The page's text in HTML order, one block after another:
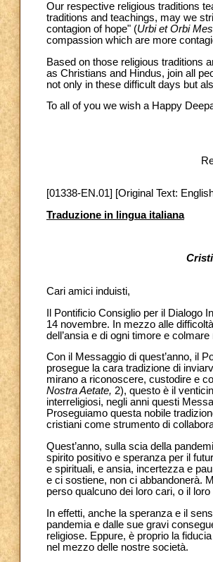
Our respective religious traditions
traditions and teachings, may we
contagion of hope" (Urbi et Orbi
compassion which are more
Based on those religious traditions
as Christians and Hindus, join all
not only in these difficult days but
To all of you we wish a Happy
[01338-EN.01] [Original Text:
Traduzione in lingua italiana
Cari amici induisti,
Il Pontificio Consiglio per il Dialogo
14 novembre. In mezzo alle
dell’ansia e di ogni timore e
Con il Messaggio di quest’anno, il
prosegue la cara tradizione di
mirano a riconoscere, custodire e
Nostra Aetate, 2), questo è il
interreligiosi, negli anni questi
Proseguiamo questa nobile
cristiani come strumento di
Quest’anno, sulla scia della
spirito positivo e speranza per il
e spirituali, e ansia, incertezza e
e ci sostiene, non ci abbandonerà.
perso qualcuno dei loro cari, o il
In effetti, anche la speranza e il
pandemia e dalle sue gravi
religiose. Eppure, è proprio la
nel mezzo delle nostre società.